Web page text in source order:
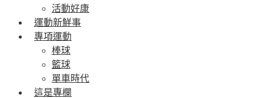
活動好康
運動新鮮事
專項運動
棒球
籃球
單車時代
這是專欄